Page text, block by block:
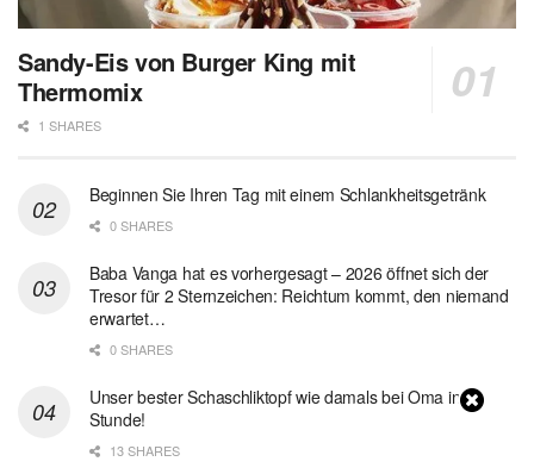
Sandy-Eis von Burger King mit
Thermomix
1 SHARES
Beginnen Sie Ihren Tag mit einem Schlankheitsgetränk
0 SHARES
Baba Vanga hat es vorhergesagt – 2026 öffnet sich der
Tresor für 2 Sternzeichen: Reichtum kommt, den niemand
erwartet…
0 SHARES
Unser bester Schaschliktopf wie damals bei Oma in 1
Stunde!
13 SHARES